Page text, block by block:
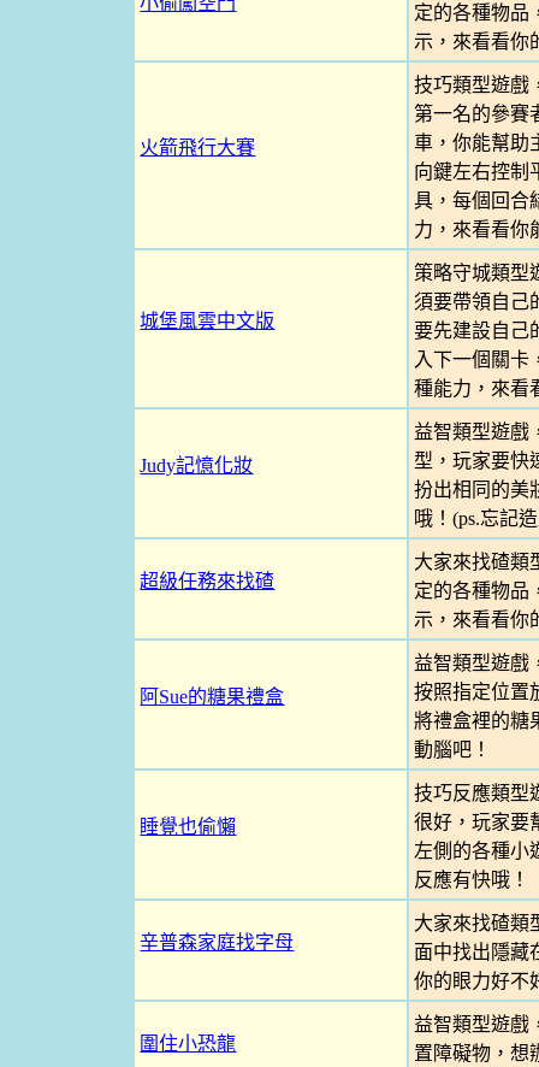
定的各種物品
示，來看看你
火箭飛行大賽
技巧類型遊戲
第一名的參賽
車，你能幫助
向鍵左右控制
具，每個回合
力，來看看你
城堡風雲中文版
策略守城類型
須要帶領自己
要先建設自己
入下一個關卡
種能力，來看
Judy記憶化妝
益智類型遊戲
型，玩家要快
扮出相同的美
哦！(ps.忘記
超級任務來找碴
大家來找碴類
定的各種物品
示，來看看你
阿Sue的糖果禮盒
益智類型遊戲
按照指定位置
將禮盒裡的糖
動腦吧！
睡覺也偷懶
技巧反應類型
很好，玩家要
左側的各種小
反應有快哦！
辛普森家庭找字母
大家來找碴類
面中找出隱藏
你的眼力好不
圍住小恐龍
益智類型遊戲
置障礙物，想